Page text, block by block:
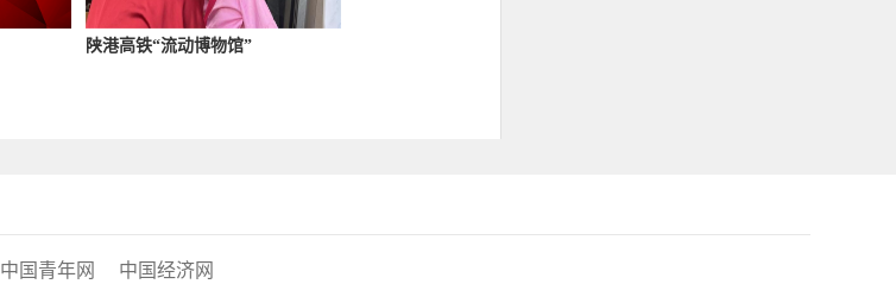
陕港高铁“流动博物馆”
中国青年网 中国经济网